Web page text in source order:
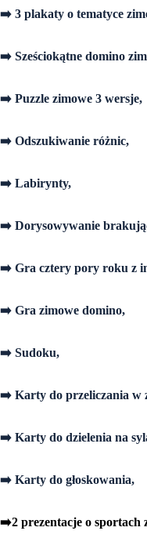
➡️ 3 plakaty o tematyce
➡️ Sześciokątne domino
➡️ Puzzle zimowe 3 wersje,
➡️ Odszukiwanie różnic,
➡️ Labirynty,
➡️ Dorysowywanie
➡️ Gra cztery pory roku z
➡️ Gra zimowe domino,
➡️ Sudoku,
➡️ Karty do przeliczania w
➡️ Karty do dzielenia na
➡️ Karty do głoskowania,
➡️2 prezentacje o sportach